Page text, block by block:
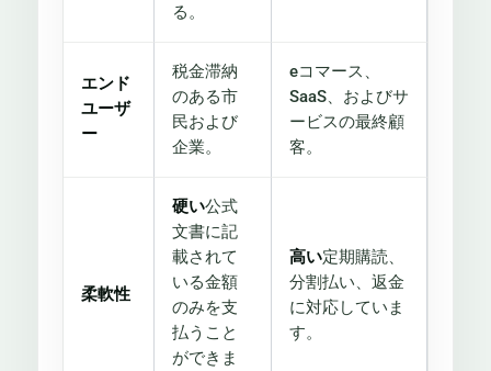
る。
エンド
ユーザ
ー
税金滞納
のある市
民および
企業。
eコマース、
SaaS、およびサ
ービスの最終顧
客。
柔軟性
硬い公式
文書に記
載されて
いる金額
のみを支
払うこと
ができま
高い定期購読、
分割払い、返金
に対応していま
す。